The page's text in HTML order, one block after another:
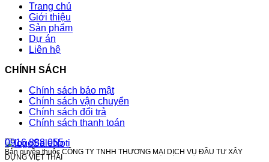
Trang chủ
Giới thiệu
Sản phẩm
Dự án
Liên hệ
CHÍNH SÁCH
Chính sách bảo mật
Chính sách vận chuyển
Chính sách đổi trả
Chính sách thanh toán
0916 888 055
Bản quyền thuộc CÔNG TY TNHH THƯƠNG MẠI DỊCH VỤ ĐẦU TƯ XÂY
DỰNG VIỆT THÁI